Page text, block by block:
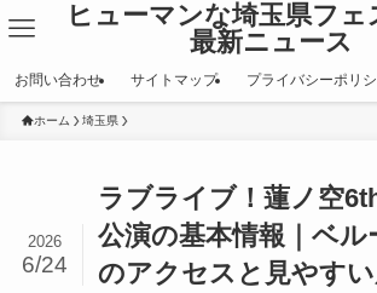
ヒューマンな埼玉県フェ
最新ニュース
お問い合わせ サイトマップ プライバシーポリ
ホーム 埼玉県
ラブライブ！蓮ノ空
公演の基本情報｜ベル
のアクセスと見やす
2026
6/24